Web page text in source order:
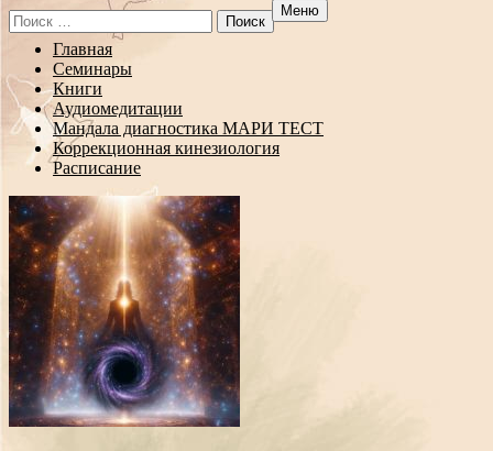
Search
for:
Меню
Перейти
содержанию
Главная
Семинары
Книги
Аудиомедитации
Мандала диагностика МАРИ ТЕСТ
Коррекционная кинезиология
Расписание